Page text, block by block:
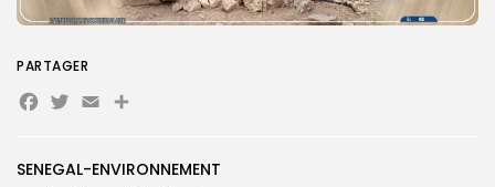
SENEGAL-ENVIRONNEMENT
PARTAGER
Facebook
Twitter
EmailPartager